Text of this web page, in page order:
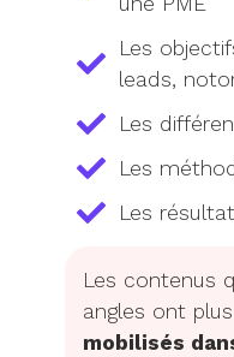
Les
leads,
Les
Les
Les
Les contenus
angles ont
mobilisés